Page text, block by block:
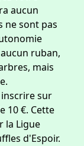
aucun
ne sont pas
ruban,
mais
sur
10 €. Cette
la Ligue
d'Espoir.